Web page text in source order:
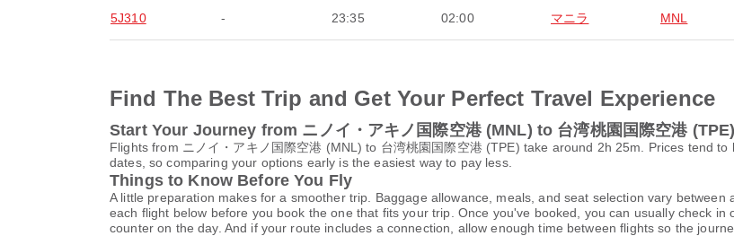
5J310 - 23:35 02:00 マニラ MNL
Find The Best Trip and Get Your Perfect Travel Experience
Start Your Journey from ニノイ・アキノ国際空港 (MNL) to 台湾桃園国際空港 (TPE)
Flights from ニノイ・アキノ国際空港 (MNL) to 台湾桃園国際空港 (TPE) take around 2h 25m. Prices tend
dates, so comparing your options early is the easiest way to pay less.
Things to Know Before You Fly
A little preparation makes for a smoother trip. Baggage allowance, meals, and seat selection vary
each flight below before you book the one that fits your trip. Once you've booked, you can usually check
counter on the day. And if your route includes a connection, allow enough time between flights so the